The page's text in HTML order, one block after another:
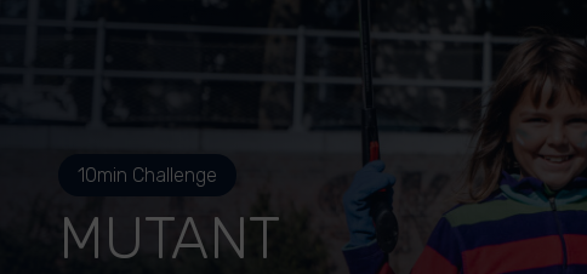
10min Challenge
MUTANT